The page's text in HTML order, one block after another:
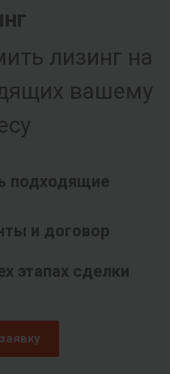
лизинг на
вашему
подходящие
и договор
этапах сделки